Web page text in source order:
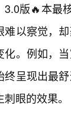
3.0版🔥本最
难以察觉，
化。例如，
终呈现出最
刺眼的效果。